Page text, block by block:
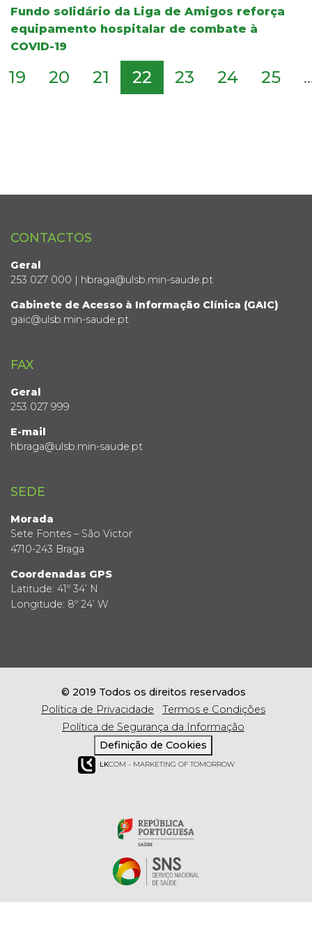
Fundo solidário da Liga de Amigos reforça
equipamento hospitalar de combate à
COVID-19
19 20 21 22 23 24 25
CONTACTOS
Geral
253 027 000 | hbraga@ulsb.min-saude.pt
Gabinete de Acesso à Informação Clínica (GAIC)
gaic@ulsb.min-saude.pt
FAX
Geral
253 027 999
E-mail
hbraga@ulsb.min-saude.pt
SEDE
Morada
Sete Fontes – São Victor
4710-243 Braga
Coordenadas GPS
Latitude: 41º 34’ N
Longitude: 8º 24’ W
© 2019 Todos os direitos reservados
Política de Privacidade
Termos e Condições
Política de Segurança da Informação
Definição de Cookies
LKCOM - MARKETING OF TOMORROW